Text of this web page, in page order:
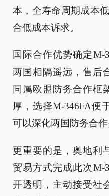
本，全寿命周期成本
合低成本诉求。
国际合作优势确定M-
两国相隔遥远，售后
同属欧盟防务合作框
厚，选择M-346FA便
可以深化两国防务合作
更重要的是，奥地利
贸易方式完成此次M-
开透明，主动接受社